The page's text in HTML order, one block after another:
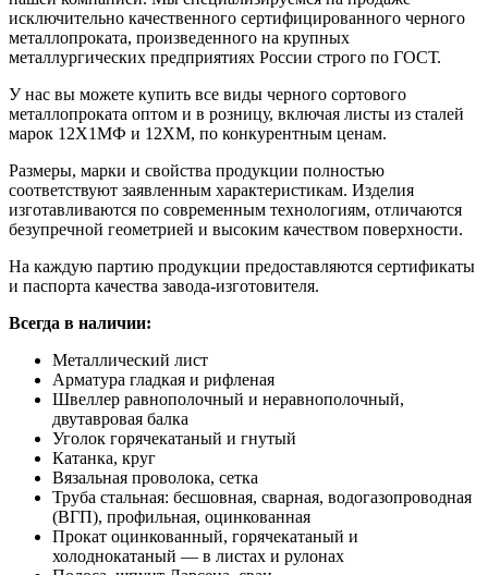
исключительно качественного сертифицированного черного
металлопроката, произведенного на крупных
металлургических предприятиях России строго по ГОСТ.
У нас вы можете купить все виды черного сортового
металлопроката оптом и в розницу, включая листы из сталей
марок 12Х1МФ и 12ХМ, по конкурентным ценам.
Размеры, марки и свойства продукции полностью
соответствуют заявленным характеристикам. Изделия
изготавливаются по современным технологиям, отличаются
безупречной геометрией и высоким качеством поверхности.
На каждую партию продукции предоставляются сертификаты
и паспорта качества завода-изготовителя.
Всегда в наличии:
Металлический лист
Арматура гладкая и рифленая
Швеллер равнополочный и неравнополочный,
двутавровая балка
Уголок горячекатаный и гнутый
Катанка, круг
Вязальная проволока, сетка
Труба стальная: бесшовная, сварная, водогазопроводная
(ВГП), профильная, оцинкованная
Прокат оцинкованный, горячекатаный и
холоднокатаный — в листах и рулонах